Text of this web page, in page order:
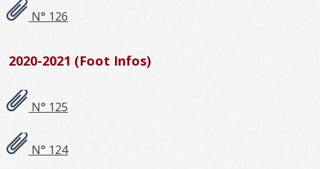
N° 126
2020-2021 (Foot Infos)
N° 125
N° 124